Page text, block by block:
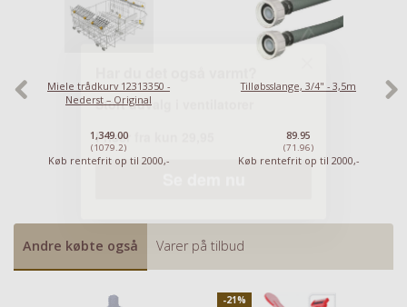
Miele trådkurv 12313350 -
Nederst – Original
1,349.00
(1079.2)
Køb rentefrit op til 2000,-
Tilløbsslange, 3/4" - 3,5m
89.95
(71.96)
Køb rentefrit op til 2000,-
Andre købte også Varer på tilbud
-21%